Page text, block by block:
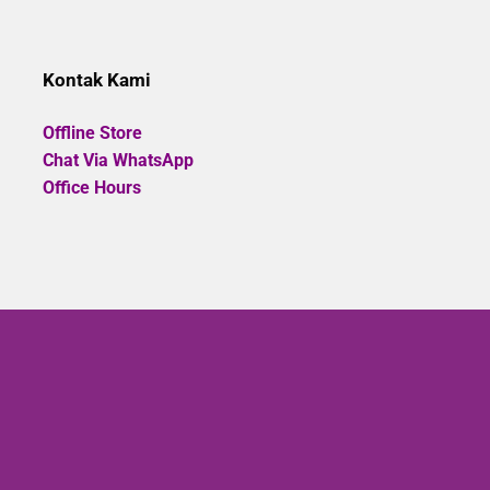
Kontak Kami
Offline Store
Chat Via WhatsApp
Office Hours